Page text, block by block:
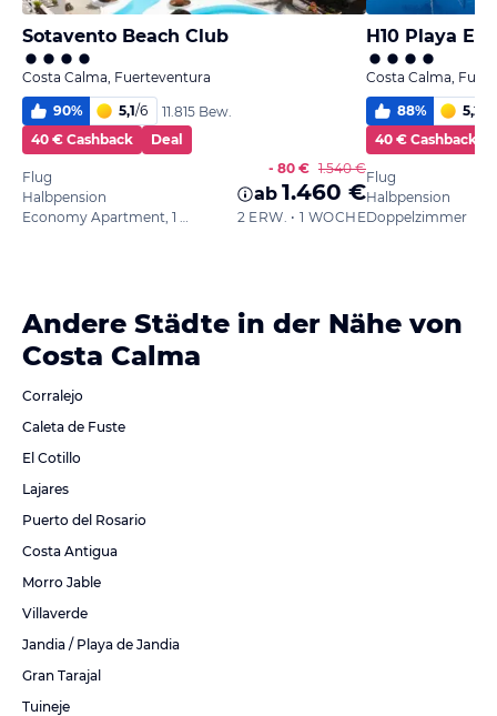
Sotavento Beach Club
Costa Calma, Fuerteventura
90% 5,1/6
11.815 Bew.
40 € Cashback
Deal
Flug
Halbpension
Economy Apartment, 1 Schlafzimmer, Balkon oder Terrasse
- 80 € 1.540 €
ab 1.460 €
2 ERW. • 1 WOCHE
H10 Playa
Costa Calma,
88% 5,2
40 € Cashback
Flug
Halbpension
Doppelzimmer
Andere Städte in der Nähe von
Costa Calma
Corralejo
Caleta de Fuste
El Cotillo
Lajares
Puerto del Rosario
Costa Antigua
Morro Jable
Villaverde
Jandia / Playa de Jandia
Gran Tarajal
Tuineje